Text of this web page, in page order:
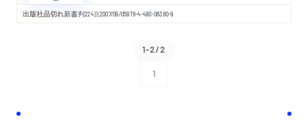
出版社品切れ新書判224頁2007/09/05978-4-480-06380-9
1-2/2
1